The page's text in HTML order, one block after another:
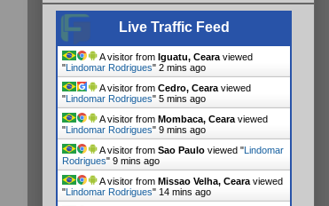
Live Traffic Feed
A visitor from Iguatu, Ceara viewed
" Lindomar Rodrigues" 2 mins ago
A visitor from Cedro, Ceara viewed
" Lindomar Rodrigues" 5 mins ago
A visitor from Mombaca, Ceara viewed
" Lindomar Rodrigues" 9 mins ago
A visitor from Sao Paulo viewed " Lindomar
Rodrigues" 9 mins ago
A visitor from Missao Velha, Ceara viewed
" Lindomar Rodrigues" 14 mins ago